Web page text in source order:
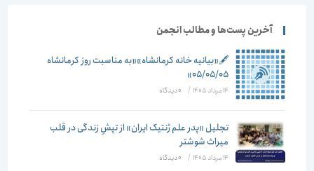
آخرین پست‌ها و مطالب انجمن
🖋️«بیانیه خانه کرمانشاه»«به مناسبت روز کرمانشاه
۰۵/۰۵/۰۵»
14 مرداد 1405 / ۰ دیدگاه
تجلیل «پدر علم ژنتیک ایران» از تپشِ زندگی در قلب
میراث شوشتر
14 مرداد 1405 / ۰ دیدگاه